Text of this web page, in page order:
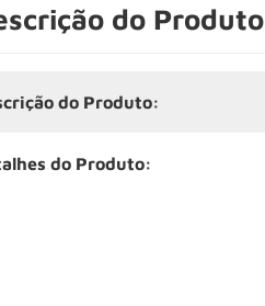
do Produto
do Produto:
do Produto: